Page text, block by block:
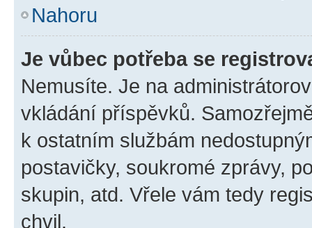
Nahoru
Je vůbec potřeba se
Nemusíte. Je na
vkládání příspěvků.
k ostatním službám
postavičky, soukromé zprávy,
skupin, atd. Vřele vám tedy
chvil.